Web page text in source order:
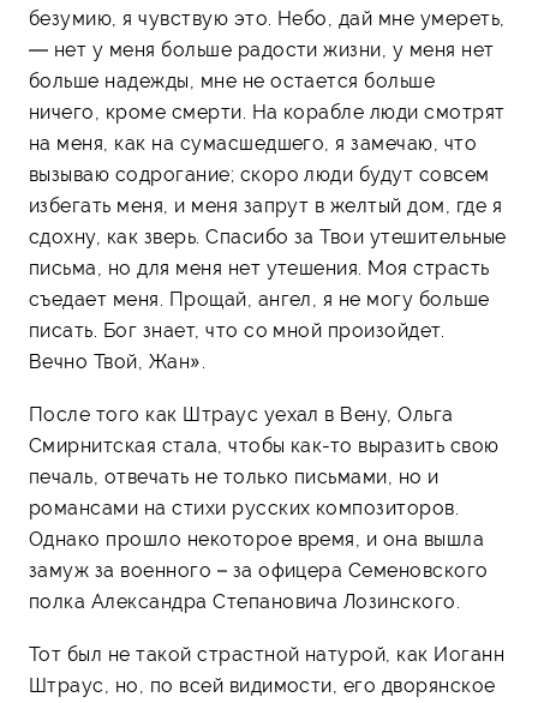
безумию, я чувствую это. Небо, дай мне умереть,
— нет у меня больше радости жизни, у меня нет
больше надежды, мне не остается больше
ничего, кроме смерти. На корабле люди смотрят
на меня, как на сумасшедшего, я замечаю, что
вызываю содрогание; скоро люди будут совсем
избегать меня, и меня запрут в желтый дом, где я
сдохну, как зверь. Спасибо за Твои утешительные
письма, но для меня нет утешения. Моя страсть
съедает меня. Прощай, ангел, я не могу больше
писать. Бог знает, что со мной произойдет.
Вечно Твой, Жан».
После того как Штраус уехал в Вену, Ольга
Смирнитская стала, чтобы как-то выразить свою
печаль, отвечать не только письмами, но и
романсами на стихи русских композиторов.
Однако прошло некоторое время, и она вышла
замуж за военного – за офицера Семеновского
полка Александра Степановича Лозинского.
Тот был не такой страстной натурой, как Иоганн
Штраус, но, по всей видимости, его дворянское